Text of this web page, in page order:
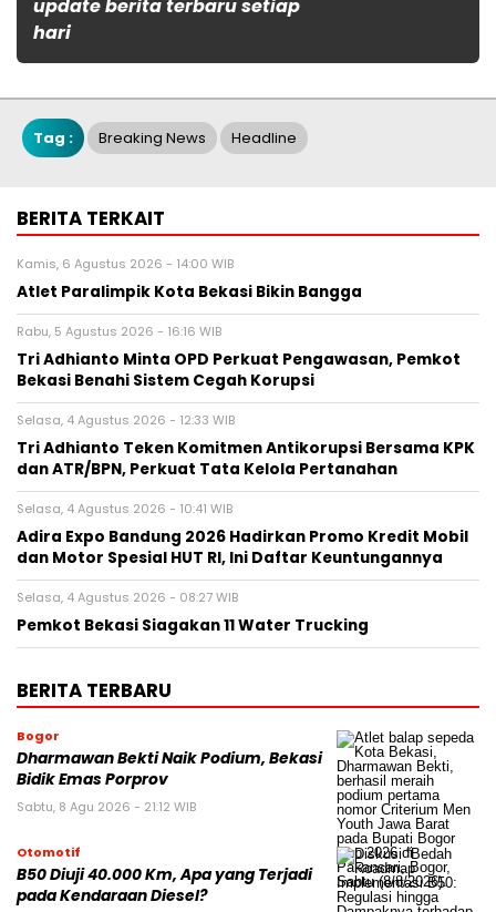
update berita terbaru setiap
hari
Tag : Breaking News Headline
BERITA TERKAIT
Kamis, 6 Agustus 2026 - 14:00 WIB
Atlet Paralimpik Kota Bekasi Bikin Bangga
Rabu, 5 Agustus 2026 - 16:16 WIB
Tri Adhianto Minta OPD Perkuat Pengawasan, Pemkot
Bekasi Benahi Sistem Cegah Korupsi
Selasa, 4 Agustus 2026 - 12:33 WIB
Tri Adhianto Teken Komitmen Antikorupsi Bersama KPK
dan ATR/BPN, Perkuat Tata Kelola Pertanahan
Selasa, 4 Agustus 2026 - 10:41 WIB
Adira Expo Bandung 2026 Hadirkan Promo Kredit Mobil
dan Motor Spesial HUT RI, Ini Daftar Keuntungannya
Selasa, 4 Agustus 2026 - 08:27 WIB
Pemkot Bekasi Siagakan 11 Water Trucking
BERITA TERBARU
Bogor
Dharmawan Bekti Naik Podium, Bekasi
Bidik Emas Porprov
Sabtu, 8 Agu 2026 - 21:12 WIB
Otomotif
B50 Diuji 40.000 Km, Apa yang Terjadi
pada Kendaraan Diesel?